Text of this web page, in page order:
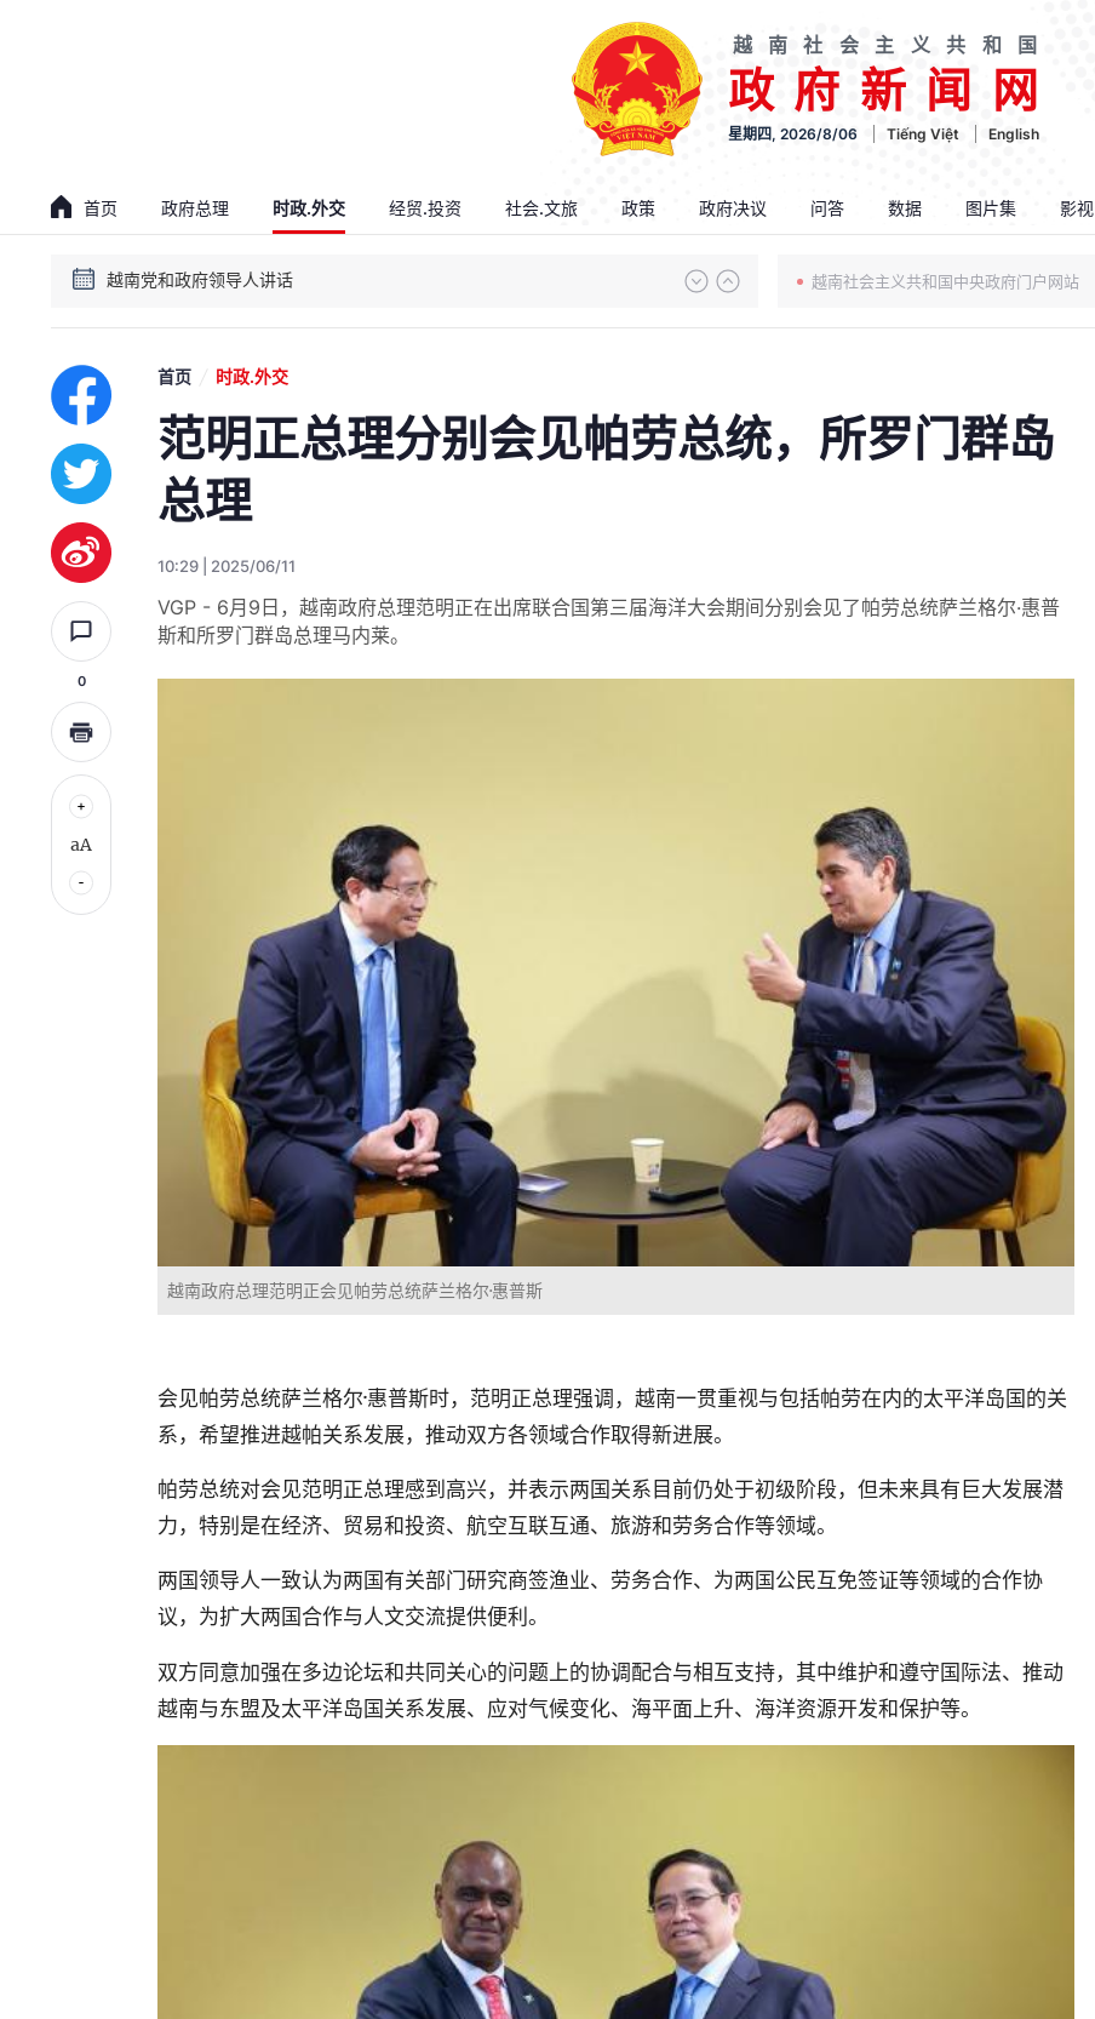
越南社会主义共和国
政府新闻网
星期四, 2026/8/06 Tiếng Việt English
首页 政府总理 时政.外交 经贸.投资 社会.文旅 政策 政府决议 问答 数据 图片集 影视
贯彻落实越共十四大决议会议
越南党和政府领导人讲话 越南社会主义共和国中央政府门户网站
0
aA
首页 时政.外交
范明正总理分别会见帕劳总统，所罗门群岛
总理
10:29 | 2025/06/11
VGP - 6月9日，越南政府总理范明正在出席联合国第三届海洋大会期间分别会见了帕劳总统萨兰格尔·惠普
斯和所罗门群岛总理马内莱。
越南政府总理范明正会见帕劳总统萨兰格尔·惠普斯
会见帕劳总统萨兰格尔·惠普斯时，范明正总理强调，越南一贯重视与包括帕劳在内的太平洋岛国的关
系，希望推进越帕关系发展，推动双方各领域合作取得新进展。
帕劳总统对会见范明正总理感到高兴，并表示两国关系目前仍处于初级阶段，但未来具有巨大发展潜
力，特别是在经济、贸易和投资、航空互联互通、旅游和劳务合作等领域。
两国领导人一致认为两国有关部门研究商签渔业、劳务合作、为两国公民互免签证等领域的合作协
议，为扩大两国合作与人文交流提供便利。
双方同意加强在多边论坛和共同关心的问题上的协调配合与相互支持，其中维护和遵守国际法、推动
越南与东盟及太平洋岛国关系发展、应对气候变化、海平面上升、海洋资源开发和保护等。